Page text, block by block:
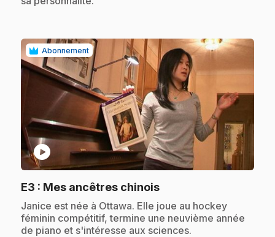
Abonnement
play_circle
E3 : Mes ancêtres chinois.
.Janice est née à Ottawa. Elle joue au hockey
féminin compétitif, termine une neuvième année
de piano et s'intéresse aux sciences.